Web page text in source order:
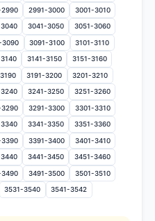
2991-3000 3001-3010
3041-3050 3051-3060
3090 3091-3100 3101-3110
3141-3150 3151-3160
3191-3200 3201-3210
3241-3250 3251-3260
3291-3300 3301-3310
3341-3350 3351-3360
3391-3400 3401-3410
3441-3450 3451-3460
3491-3500 3501-3510
3531-3540 3541-3542